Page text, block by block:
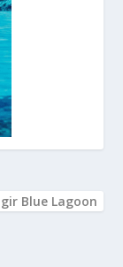
Blue Lagoon